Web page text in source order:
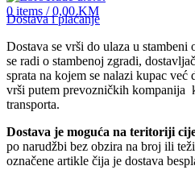
0 items / 0,00KM
Dostava i plaćanje
Dostava se vrši do ulaza u
se radi o stambenoj zgradi,
sprata na kojem se nalazi kupac već
vrši putem prevozničkih kompanija
transporta.
Dostava je moguća na teritoriji
po narudžbi bez obzira na broj ili
označene artikle čija je dostava